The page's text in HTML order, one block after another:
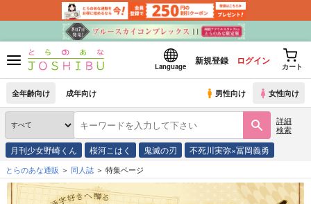
Language
新規登録 ログイン
カート
全年齢向け 成年向け 男性向け 女性向け
詳細
検索
月刊少女野崎くん 桜河こはく 鬼滅の刃 不死川実弥×冨岡義勇
とらのあな通販 同人誌 特集ページ